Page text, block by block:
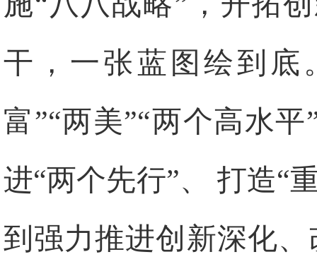
干，一张蓝图绘到底
富”“两美”“两个高水
进“两个先行”、 打造“
到强力推进创新深化